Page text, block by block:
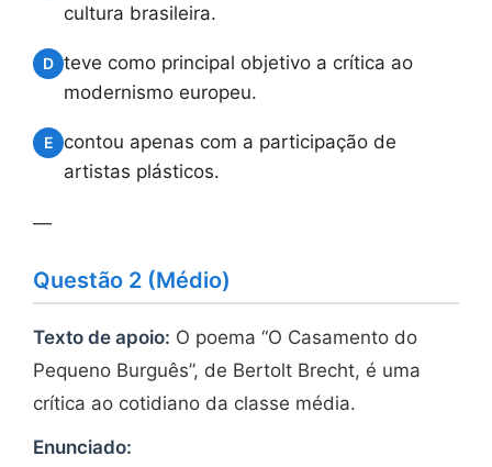
cultura brasileira.
D teve como principal objetivo a crítica ao
modernismo europeu.
E
contou apenas com a participação de
artistas plásticos.
—
Questão 2 (Médio)
Texto de apoio: O poema “O Casamento do
Pequeno Burguês”, de Bertolt Brecht, é uma
crítica ao cotidiano da classe média.
Enunciado: